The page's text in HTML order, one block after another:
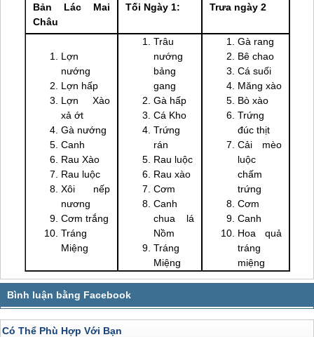
Bản Lác Mai
Châu
Tối Ngày 1: Trưa ngày 2
Lợn
nướng
Lợn hấp
Lợn Xào
xả ớt
Gà nướng
Canh
Rau Xào
Rau luộc
Xôi nếp
nương
Cơm trắng
Tráng
Miệng
Trâu
nướng
bảng
gang
Gà hấp
Cá Kho
Trứng
rán
Rau luộc
Rau xào
Cơm
Canh
chua lá
Nồm
Tráng
Miệng
Gà rang
Bê chao
Cá suối
Măng xào
Bò xào
Trứng
đúc thịt
Cải mèo
luộc
chấm
trứng
Cơm
Canh
Hoa quả
tráng
miệng
Có Thể Phù Hợp Với Bạn